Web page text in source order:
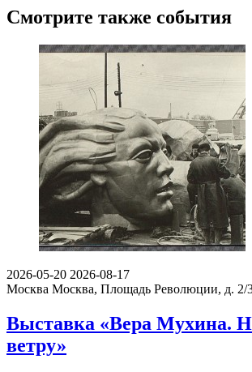
Смотрите также события
2026-05-20 2026-08-17
Москва Москва, Площадь Революции, д. 2/
Выставка «Вера Мухина.
ветру»